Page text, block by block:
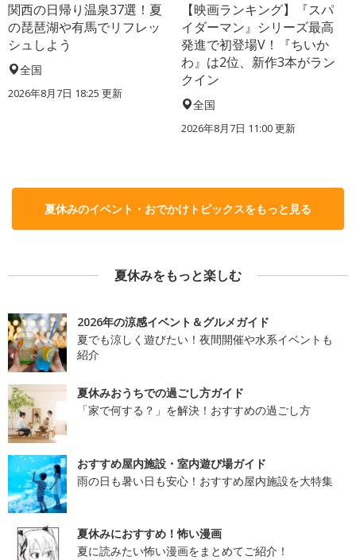
関西の日帰り温泉37選！夏
の琵琶湖や有馬でリフレッ
シュしよう
全国
2026年8月7日 18:25 更新
【映画ランキング】『スパ
イダーマン』シリーズ最高
発進で初登場V！『ちいか
わ』は2位、新作3本がラン
クイン
全国
2026年8月7日 11:00更新
夏休みのイベント・おでかけトピックスをもっと見る
夏休みをもっと楽しむ
2026年の涼感イベント＆グルメガイド
夏でも涼しく遊びたい！夜間開催や水系イベントも
紹介
夏休みおうちでの過ごし方ガイド
「家で何する？」を解決！おすすめの過ごし方
おすすめ屋内施設・室内遊び場ガイド
雨の日も暑い日も安心！おすすめ屋内施設を大特集
夏休みにおすすめ！怖い漫画
夏に読みたい怖い漫画をまとめてご紹介！